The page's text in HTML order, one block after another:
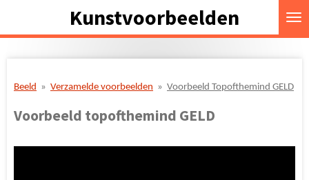
hoofdinhoud
Kunstvoorbeelden
Beeld » Verzamelde voorbeelden » Voorbeeld Topofthemind GELD
Voorbeeld topofthemind GELD